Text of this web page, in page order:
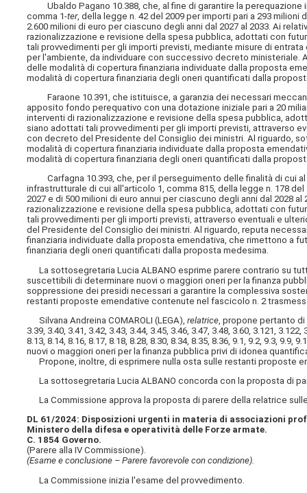
Ubaldo Pagano 10.388, che, al fine di garantire la perequazione
comma 1-ter, della legge n. 42 del 2009 per importi pari a 293 milioni
2.600 milioni di euro per ciascuno degli anni dal 2027 al 2033. Ai
razionalizzazione e revisione della spesa pubblica, adottati con
tali provvedimenti per gli importi previsti, mediante misure di
per l'ambiente, da individuare con successivo decreto ministeriale.
delle modalità di copertura finanziaria individuate dalla proposta
modalità di copertura finanziaria degli oneri quantificati dalla
Faraone 10.391, che istituisce, a garanzia dei necessari
apposito fondo perequativo con una dotazione iniziale pari a 20
interventi di razionalizzazione e revisione della spesa pubblica,
siano adottati tali provvedimenti per gli importi previsti, attraverso
con decreto del Presidente del Consiglio dei ministri. Al riguardo,
modalità di copertura finanziaria individuate dalla proposta
modalità di copertura finanziaria degli oneri quantificati dalla
Carfagna 10.393, che, per il perseguimento delle finalità di cui
infrastrutturale di cui all'articolo 1, comma 815, della legge n. 178
2027 e di 500 milioni di euro annui per ciascuno degli anni dal 2028
razionalizzazione e revisione della spesa pubblica, adottati con
tali provvedimenti per gli importi previsti, attraverso eventuali e
del Presidente del Consiglio dei ministri. Al riguardo, reputa
finanziaria individuate dalla proposta emendativa, che rimettono a
finanziaria degli oneri quantificati dalla proposta medesima.
La sottosegretaria Lucia ALBANO esprime parere contrario su
suscettibili di determinare nuovi o maggiori oneri per la finanza
soppressione dei presidi necessari a garantire la complessiva
restanti proposte emendative contenute nel fascicolo n. 2
Silvana Andreina COMAROLI (LEGA),relatrice , propone pertanto
3.39, 3.40, 3.41, 3.42, 3.43, 3.44, 3.45, 3.46, 3.47, 3.48, 3.60, 3.121,
8.13, 8.14, 8.16, 8.17, 8.18, 8.28, 8.30, 8.34, 8.35, 8.36, 9.1, 9.2, 9.3,
nuovi o maggiori oneri per la finanza pubblica privi di idonea
Propone, inoltre, di esprimere nulla osta sulle restanti proposte
La sottosegretaria Lucia ALBANO concorda con la proposta di
La Commissione approva la proposta di parere della relatrice
DL 61/2024: Disposizioni urgenti in materia di associazioni
Ministero della difesa e operatività delle Forze armate.
C. 1854 Governo.
(Parere alla IV Commissione).
(Esame e conclusione – Parere favorevole con condizione).
La Commissione inizia l'esame del provvedimento.